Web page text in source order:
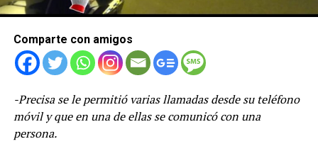
Comparte con amigos
-Precisa se le permitió varias llamadas desde su teléfono
móvil y que en una de ellas se comunicó con una
persona.